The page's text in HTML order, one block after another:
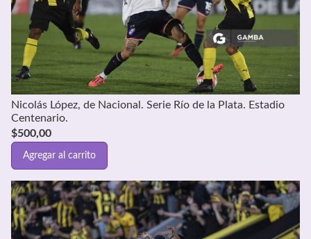
Nicolás López, de Nacional. Serie Río de la Plata. Estadio
Centenario.
$500,00
Agregar al carrito